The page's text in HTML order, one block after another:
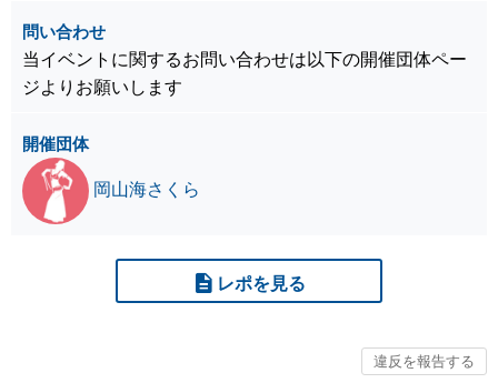
問い合わせ
当イベントに関するお問い合わせは以下の開催団体ペー
ジよりお願いします
開催団体
岡山海さくら
レポを見る